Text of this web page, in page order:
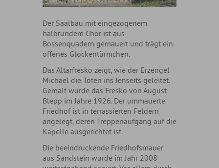
Der Saalbau mit eingezogenem
halbrundem Chor ist aus
Bossenquadern gemauert und trägt ein
offenes Glockentürmchen.
Das Altarfresko zeigt, wie der Erzengel
Michael die Toten ins Jenseits geleitet.
Gemalt wurde das Fresko von August
Blepp im Jahre 1926. Der ummauerte
Friedhof ist in terrassierten Feldern
angelegt, deren Treppenaufgang auf die
Kapelle ausgerichtet ist.
Die beeindruckende Friedhofsmauer
aus Sandstein wurde im Jahr 2008